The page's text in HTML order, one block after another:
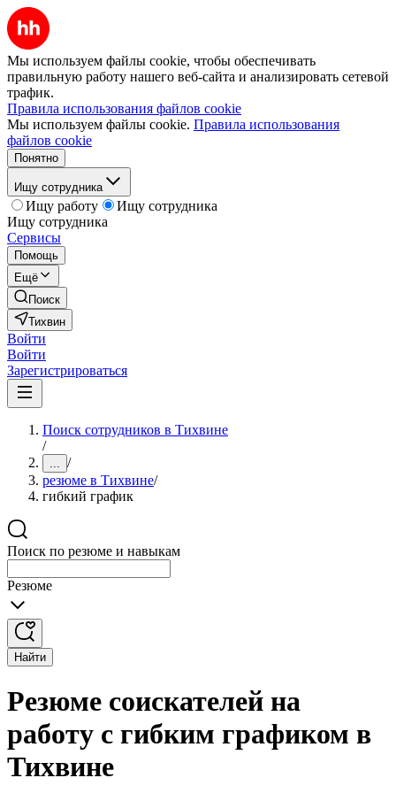
Мы используем файлы cookie, чтобы обеспечивать
правильную работу нашего веб-сайта и анализировать сетевой
трафик.
Правила использования файлов cookie
Мы используем файлы cookie. Правила использования
файлов cookie
Понятно
Ищу сотрудника
Ищу работу
Ищу сотрудника
Ищу сотрудника
Сервисы
Помощь
Ещё
Поиск
Тихвин
Войти
Войти
Зарегистрироваться
Поиск сотрудников в Тихвине
/
... /
резюме в Тихвине/
гибкий график
Поиск по резюме и навыкам
Резюме
Найти
Резюме соискателей на
работу с гибким графиком в
Тихвине